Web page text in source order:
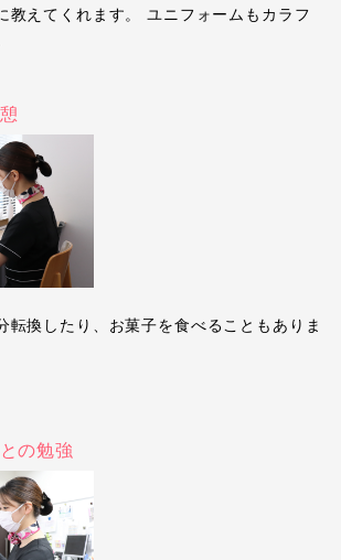
教えてくれます。 ユニフォームもカラフ
転換したり、お菓子を食べることもありま
の勉強